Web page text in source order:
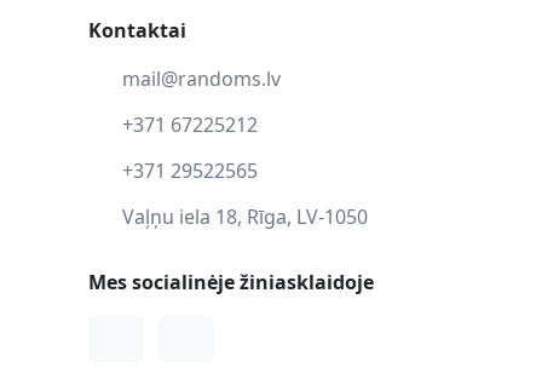
Kontaktai
mail@randoms.lv
+371 67225212
+371 29522565
Vaļņu iela 18, Rīga, LV-1050
Mes socialinėje žiniasklaidoje